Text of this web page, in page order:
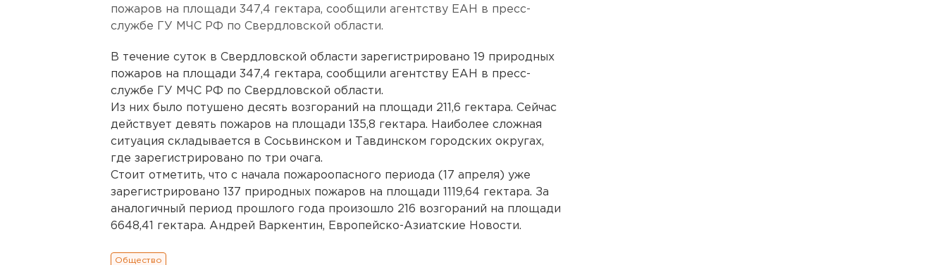
пожаров на площади 347,4 гектара, сообщили агентству ЕАН в пресс-
службе ГУ МЧС РФ по Свердловской области.
В течение суток в Свердловской области зарегистрировано 19 природных
пожаров на площади 347,4 гектара, сообщили агентству ЕАН в пресс-
службе ГУ МЧС РФ по Свердловской области.
Из них было потушено десять возгораний на площади 211,6 гектара. Сейчас
действует девять пожаров на площади 135,8 гектара. Наиболее сложная
ситуация складывается в Сосьвинском и Тавдинском городских округах,
где зарегистрировано по три очага.
Стоит отметить, что с начала пожароопасного периода (17 апреля) уже
зарегистрировано 137 природных пожаров на площади 1119,64 гектара. За
аналогичный период прошлого года произошло 216 возгораний на площади
6648,41 гектара. Андрей Варкентин, Европейско-Азиатские Новости.
Общество